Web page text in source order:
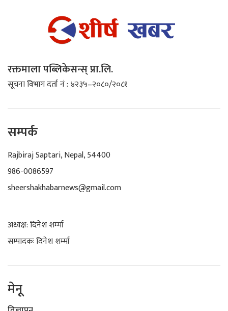
रक्तमाला पब्लिकेसन्स् प्रा.लि.
सूचना विभाग दर्ता नं : ४२३५–२०८०/२०८१
सम्पर्क
Rajbiraj Saptari, Nepal, 54400
986-0086597
sheershakhabarnews@gmail.com
अध्यक्ष: दिनेश शर्म्मा
सम्पादकः दिनेश शर्म्मा
मेनू